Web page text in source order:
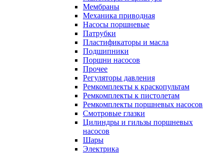
Мембраны
Механика приводная
Насосы поршневые
Патрубки
Пластификаторы и масла
Подшипники
Поршни насосов
Прочее
Регуляторы давления
Ремкомплекты к краскопультам
Ремкомплекты к пистолетам
Ремкомплекты поршневых насосов
Смотровые глазки
Цилиндры и гильзы поршневых
насосов
Шары
Электрика